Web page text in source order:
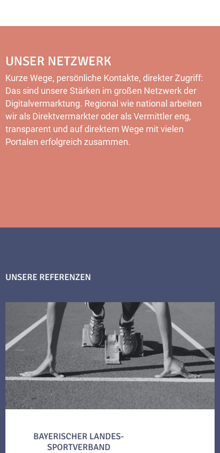
UNSER NETZWERK
Kurze Wege, persönliche Kontakte, direkter Zugriff:
Das sind unsere Stärken im großen Netzwerk der
Digitalvermarktung. Regional wie national arbeiten
wir als Direktvermarkter oder als Vermittler eng,
transparent und auf direktem Wege mit vielen
Portalen erfolgreich zusammen.
UNSERE REFERENZEN
BAYERISCHER LANDES-
SPORTVERBAND